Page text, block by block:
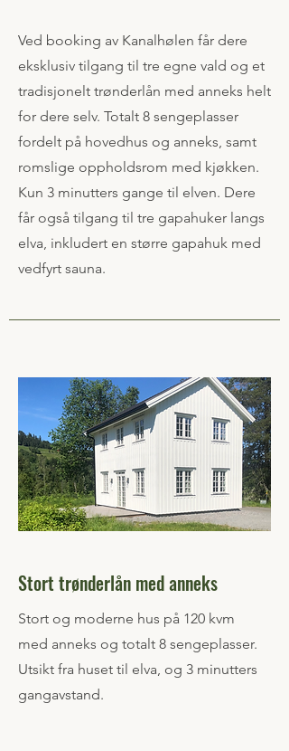
Ved booking av Kanalhølen får dere
eksklusiv tilgang til tre egne vald og et
tradisjonelt trønderlån med anneks helt
for dere selv. Totalt 8 sengeplasser
fordelt på hovedhus og anneks, samt
romslige oppholdsrom med kjøkken.
Kun 3 minutters gange til elven. Dere
får også tilgang til tre gapahuker langs
elva, inkludert en større gapahuk med
vedfyrt sauna.
Stort trønderlån med anneks
Stort og moderne hus på 120 kvm
med anneks og totalt 8 sengeplasser.
Utsikt fra huset til elva, og 3 minutters
gangavstand.